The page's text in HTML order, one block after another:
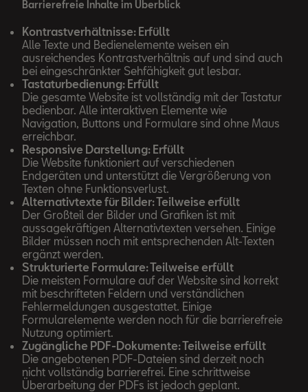
Barrierefreie Inhalte im Überblick
Kontrastverhältnisse: Erfüllt
Alle Texte und Bedienelemente weisen ein
ausreichendes Kontrastverhältnis auf und sind auch
bei eingeschränkter Sehfähigkeit gut lesbar.
Tastaturbedienung: Erfüllt
Die gesamte Website ist vollständig mit der Tastatur
bedienbar. Alle interaktiven Elemente wie
Navigation, Buttons und Formulare sind ohne Maus
erreichbar.
Responsive Darstellung: Erfüllt
Die Website funktioniert auf verschiedenen
Endgeräten und unterstützt die Vergrößerung von
Texten ohne Funktionsverlust.
Alternativtexte für Bilder: Teilweise erfüllt
Der Großteil der Bilder und Grafiken ist mit
aussagekräftigen Alternativtexten versehen. Einige
Bilder müssen noch mit entsprechenden Alt-Texten
ergänzt werden.
Strukturierte Formulare: Teilweise erfüllt
Die meisten Formulare auf der Website sind korrekt
mit beschrifteten Feldern und verständlichen
Fehlermeldungen ausgestattet. Einige
Formularelemente werden noch für die barrierefreie
Nutzung optimiert.
Zugängliche PDF-Dokumente: Teilweise erfüllt
Die angebotenen PDF-Dateien sind derzeit noch
nicht vollständig barrierefrei. Eine schrittweise
Überarbeitung der PDFs ist jedoch geplant.
eingesehen werden.